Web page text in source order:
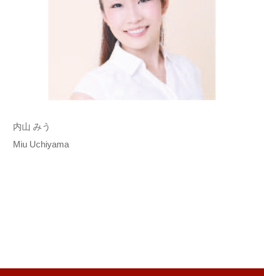
内山 みう
Miu Uchiyama